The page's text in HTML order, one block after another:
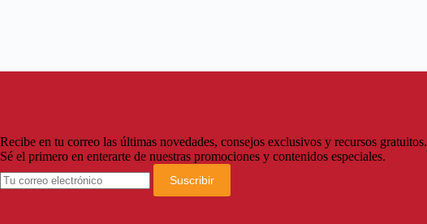
Recibe en tu correo las últimas novedades, consejos exclusivos y recursos gratuitos.
Sé el primero en enterarte de nuestras promociones y contenidos especiales.
Suscribir